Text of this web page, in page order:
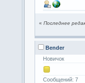
« Последнее
Bender
Новичок
Сообщений: 7